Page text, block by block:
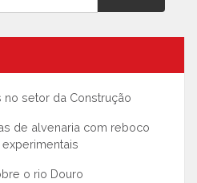
setor da Construção
de alvenaria com reboco
o rio Douro